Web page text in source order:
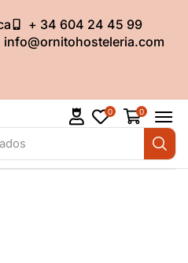
+ 34 604 24 45 99
info@ornitohosteleria.com
0 0